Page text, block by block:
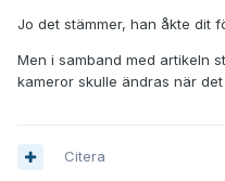
Jo det stämmer, han åkte dit
Men i samband med artikeln
kameror skulle ändras när
Citera